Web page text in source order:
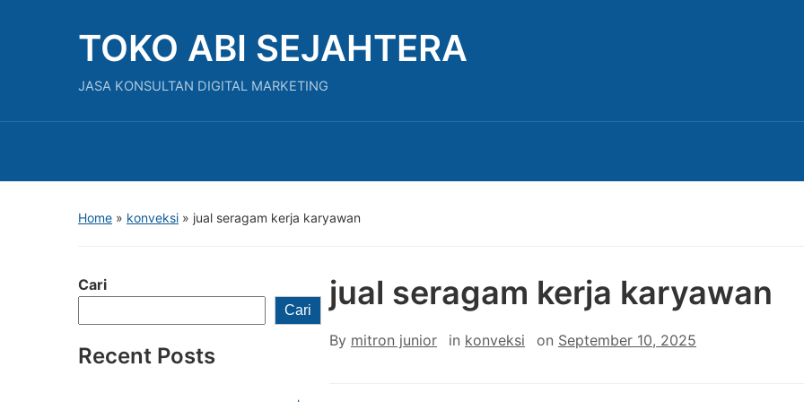
TOKO ABI SEJAHTERA
JASA KONSULTAN DIGITAL MARKETING
Home » konveksi » jual seragam kerja karyawan
Cari
Cari
Recent Posts
jual seragam kerja karyawan
By mitron junior in konveksi on September 10, 2025